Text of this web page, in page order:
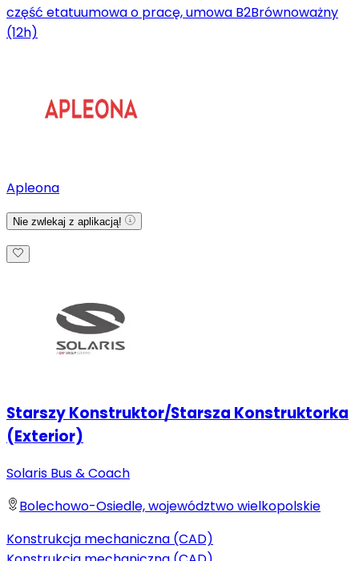
część etatuumowa o pracę, umowa B2Brównoważny
(12h)
Apleona
Nie zwlekaj z aplikacją!
Starszy Konstruktor/Starsza Konstruktorka
(Exterior)
Solaris Bus & Coach
Bolechowo-Osiedle, województwo wielkopolskie
Konstrukcja mechaniczna (CAD)